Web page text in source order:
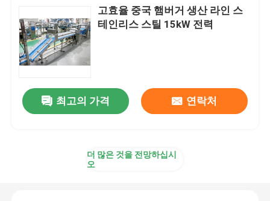
고효율 중국 햄버거 생산 라인 스
테인리스 스틸 15kW 전력
최고의 가격 연락처
더 많은 것을 전망하십시
오